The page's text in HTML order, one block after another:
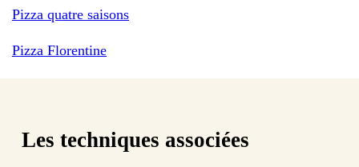
Pizza quatre saisons
Pizza Florentine
Les techniques associées